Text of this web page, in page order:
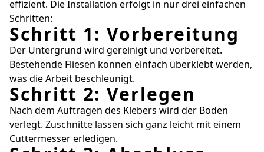
effizient. Die Installation erfolgt in nur drei einfachen
Schritten:
Schritt 1: Vorbereitung
Der Untergrund wird gereinigt und vorbereitet.
Bestehende Fliesen können einfach überklebt werden,
was die Arbeit beschleunigt.
Schritt 2: Verlegen
Nach dem Auftragen des Klebers wird der Boden
verlegt. Zuschnitte lassen sich ganz leicht mit einem
Cuttermesser erledigen.